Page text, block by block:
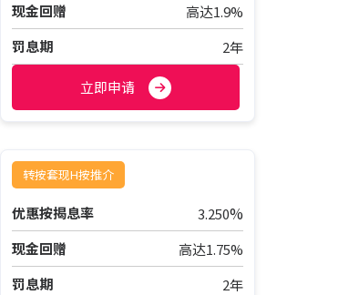
现金回赠
高达1.9%
罚息期
2年
立即申请
转按套现H按推介
优惠按揭息率 3.250%
现金回赠
高达1.75%
罚息期
2年